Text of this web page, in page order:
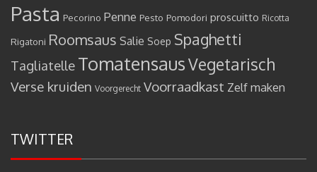
Pasta Pecorino Penne Pesto Pomodori proscuitto Ricotta
Rigatoni Roomsaus Salie Soep Spaghetti
Tagliatelle TomatensausVegetarisch
Verse kruiden Voorgerecht Voorraadkast Zelf maken
TWITTER